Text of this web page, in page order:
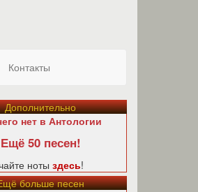
Контакты
Дополнительно
нет в Антологии
Ещё 50 песен!
ноты здесь!
больше песен